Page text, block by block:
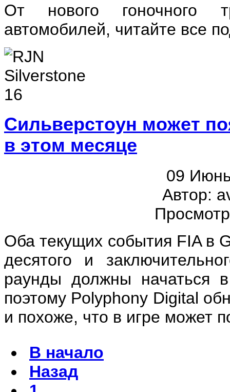
От нового гоночного
автомобилей, читайте все
Сильверстоун может
в этом месяце
09
Автор:
Оба текущих события FIA в
десятого и
раунды должны начаться
поэтому Polyphony Digital
и похоже, что в игре может
В начало
Назад